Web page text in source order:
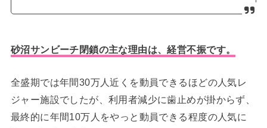
砂沼サンビーチ閉鎖の主な理由は、経営不振です。
全盛期では年間30万人近くを動員できるほどの人気レ
ジャー施設でしたが、利用者減少に歯止めが掛からず、
最終的に年間10万人をやっと動員できる程度の人気に